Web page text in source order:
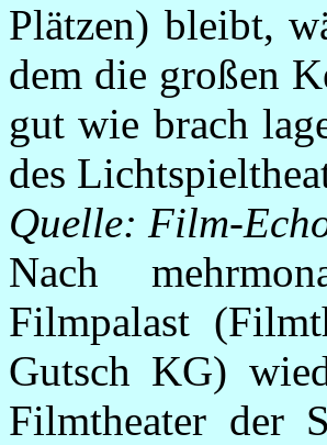
Plätzen) bleibt,
dem die großen
gut wie brach
des
Quelle: Film-
Nach
Filmpalast
Gutsch KG)
Filmtheater der